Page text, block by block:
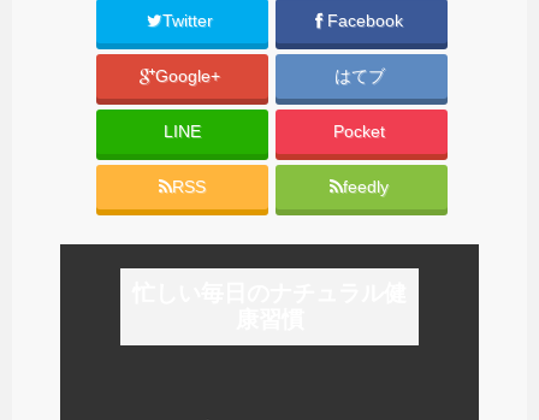
Twitter Facebook
Google+ はてブ
LINE Pocket
RSS feedly